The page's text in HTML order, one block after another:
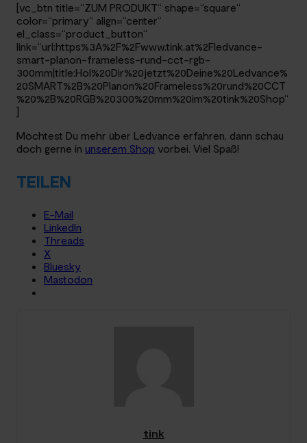
[vc_btn title=“ZUM PRODUKT“ shape=“square“
color=“primary“ align=“center“
el_class=“product_button“
link=“url:https%3A%2F%2Fwww.tink.at%2Fledvance-
smart-planon-frameless-rund-cct-rgb-
300mm|title:Hol%20Dir%20jetzt%20Deine%20Ledvance%
20SMART%2B%20Planon%20Frameless%20rund%20CCT
%20%2B%20RGB%20300%20mm%20im%20tink%20Shop“
]
Möchtest Du mehr über Ledvance erfahren, dann schau
doch gerne in unserem Shop vorbei. Viel Spaß!
TEILEN
E-Mail
LinkedIn
Threads
X
Bluesky
Mastodon
tink